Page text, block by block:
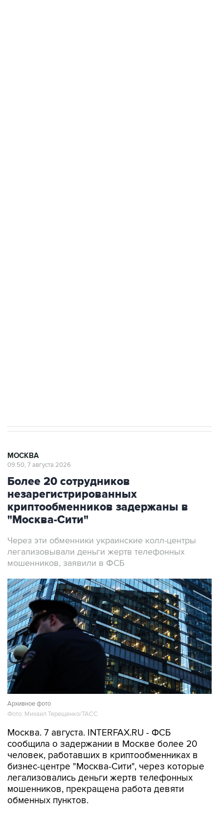
МОСКВА
09:50, 7 августа 2026
Более 20 сотрудников
незарегистрированных
криптообменников задержаны в
"Москва-Сити"
Через эти обменники украинские колл-центры
легализовывали деньги жертв телефонных
мошенников, заявили в ФСБ
Архивное фото
Фото: Михаил Терещенко/ТАСС
Москва. 7 августа. INTERFAX.RU - ФСБ
сообщила о задержании в Москве более 20
человек, работавших в криптообменниках в
бизнес-центре "Москва-Сити", через которые
легализовались деньги жертв телефонных
мошенников, прекращена работа девяти
обменных пунктов.